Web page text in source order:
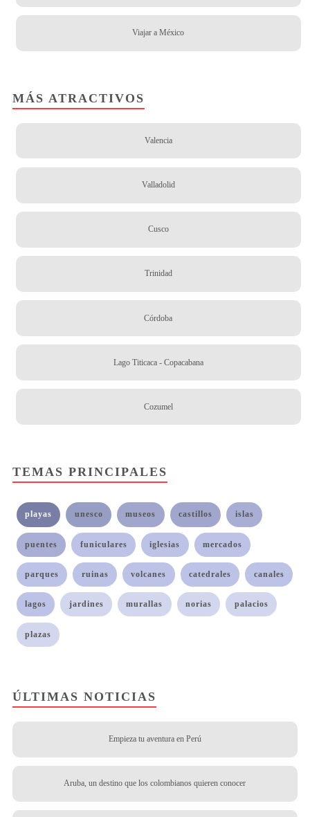
Viajar a México
MÁS ATRACTIVOS
Valencia
Valladolid
Cusco
Trinidad
Córdoba
Lago Titicaca - Copacabana
Cozumel
TEMAS PRINCIPALES
playas unesco museos castillos islas
puentes funiculares iglesias mercados
parques ruinas volcanes catedrales canales
lagos jardines murallas norias palacios
plazas
ÚLTIMAS NOTICIAS
Empieza tu aventura en Perú
Aruba, un destino que los colombianos quieren conocer